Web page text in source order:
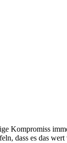
Kompromiss
dass es das wert